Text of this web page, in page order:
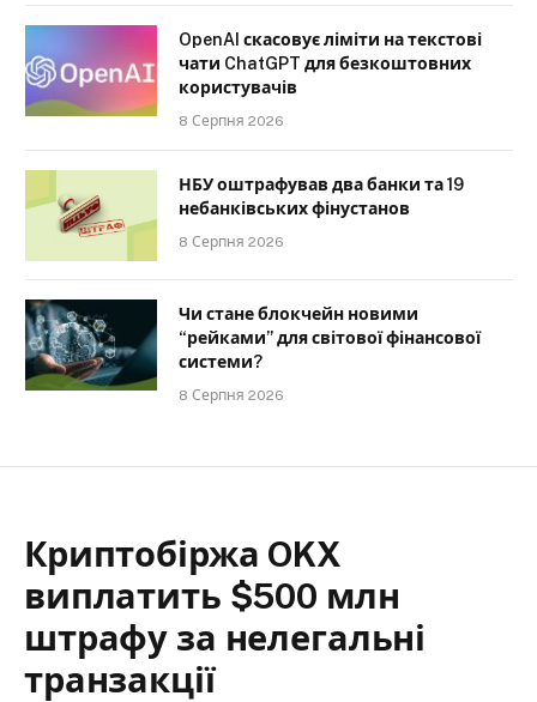
OpenAI скасовує ліміти на текстові
чати ChatGPT для безкоштовних
користувачів
8 Серпня 2026
НБУ оштрафував два банки та 19
небанківських фінустанов
8 Серпня 2026
Чи стане блокчейн новими
“рейками” для світової фінансової
системи?
8 Серпня 2026
Криптобіржа OKX
виплатить $500 млн
штрафу за нелегальні
транзакції